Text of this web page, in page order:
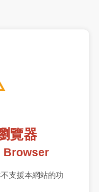
覽器
Browser
支援本網站的功